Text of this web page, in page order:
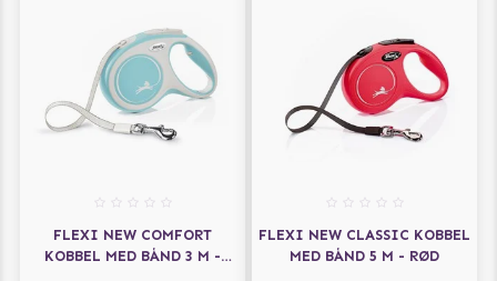
FLEXI NEW COMFORT
KOBBEL MED BÅND 3 M -
FLEXI NEW CLASSIC KOBBEL
MED BÅND 5 M - RØD